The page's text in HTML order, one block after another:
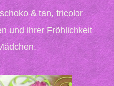
& tan, tricolor
und ihrer Fröhlichkeit